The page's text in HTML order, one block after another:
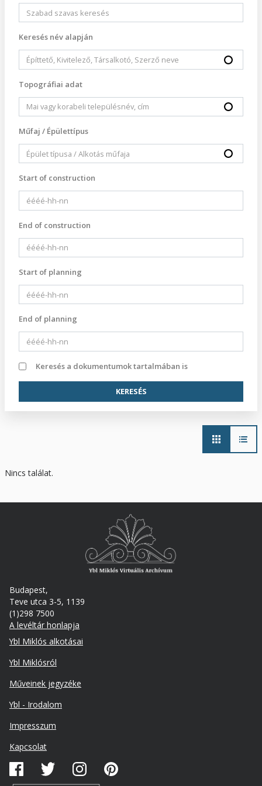
Keresés név alapján
Topográfiai adat
Műfaj / Épülettípus
Start of construction
End of construction
Start of planning
End of planning
Keresés a dokumentumok tartalmában is
Main
navigation
Nincs találat.
Budapest,
Teve utca 3-5, 1139
(1)298 7500
A levéltár honlapja
Footer
Ybl Miklós alkotásai
Ybl Miklósról
Műveinek jegyzéke
Ybl - Irodalom
Lábléc
másodlagos
Impresszum
Kapcsolat
Közösségi
média